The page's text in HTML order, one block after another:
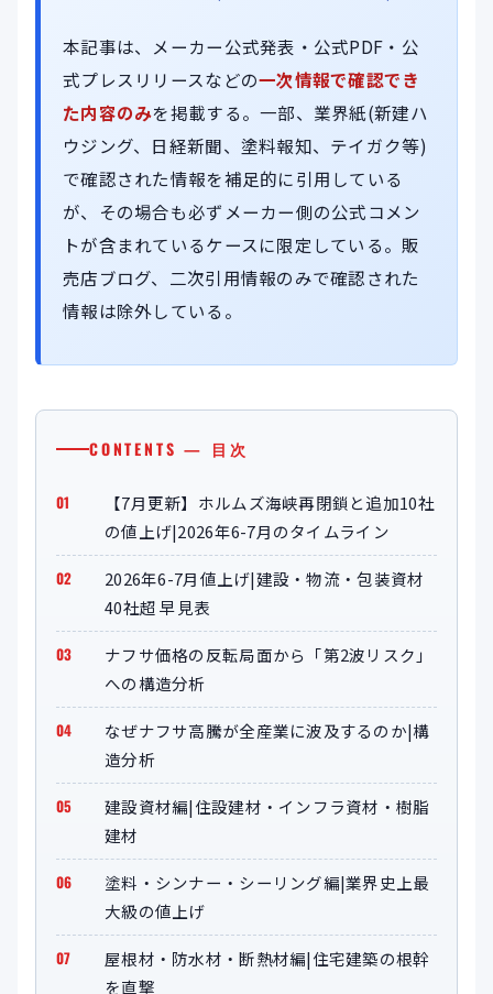
本記事は、メーカー公式発表・公式PDF・公
式プレスリリースなどの一次情報で確認でき
た内容のみを掲載する。一部、業界紙(新建ハ
ウジング、日経新聞、塗料報知、テイガク等)
で確認された情報を補足的に引用している
が、その場合も必ずメーカー側の公式コメン
トが含まれているケースに限定している。販
売店ブログ、二次引用情報のみで確認された
情報は除外している。
CONTENTS — 目次
【7月更新】ホルムズ海峡再閉鎖と追加10社
の値上げ|2026年6-7月のタイムライン
2026年6-7月値上げ|建設・物流・包装資材
40社超 早見表
ナフサ価格の反転局面から「第2波リスク」
への構造分析
なぜナフサ高騰が全産業に波及するのか|構
造分析
建設資材編|住設建材・インフラ資材・樹脂
建材
塗料・シンナー・シーリング編|業界史上最
大級の値上げ
屋根材・防水材・断熱材編|住宅建築の根幹
を直撃